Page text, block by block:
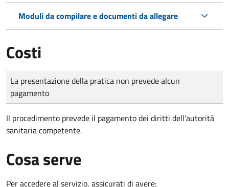
Moduli da compilare e documenti da allegare
Costi
Tipo di pagamento
Importo
La presentazione della pratica non prevede alcun
pagamento
Il procedimento prevede il pagamento dei diritti dell'autorità
sanitaria competente.
Cosa serve
Per accedere al servizio, assicurati di avere: